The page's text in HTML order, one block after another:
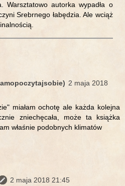
Warsztatowo autorka wypadła o
Srebrnego łabędzia. Ale wciąż
2 maja 2018
miałam ochotę ale każda kolejna
zniechęcała, może ta książka
właśnie podobnych klimatów
2 maja 2018 21:45